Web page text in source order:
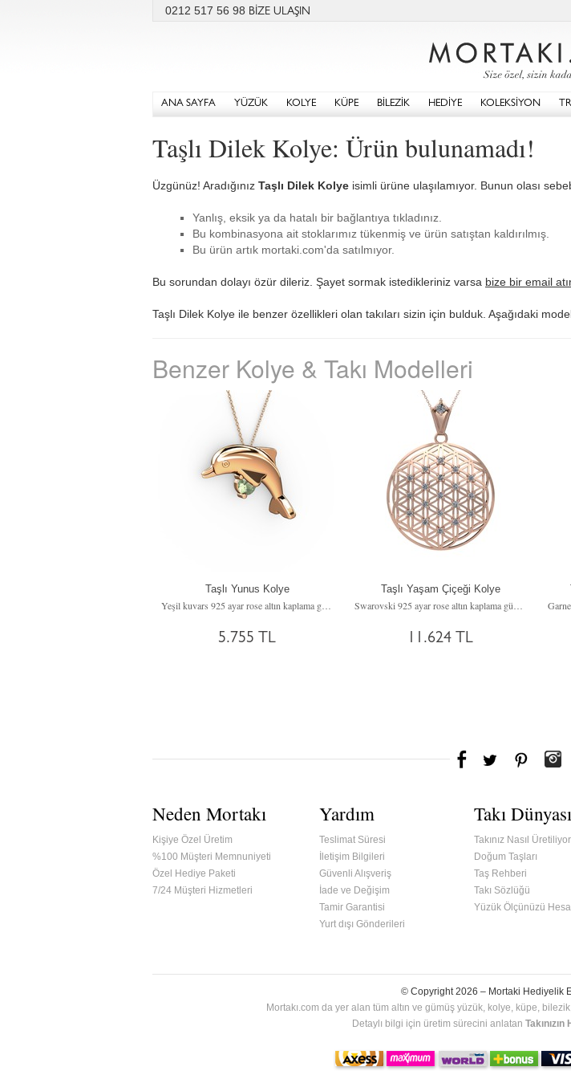
0212 517 56 98 BİZE ULAŞIN
ANA SAYFA YÜZÜK KOLYE KÜPE BİLEZİK HEDİYE KOLEKSİYON
Taşlı Dilek Kolye: Ürün bulunamadı!
Üzgünüz! Aradığınız Taşlı Dilek Kolye isimli ürüne ulaşılamıyor. Bunun olası
Yanlış, eksik ya da hatalı bir bağlantıya tıkladınız.
Bu kombinasyona ait stoklarımız tükenmiş ve ürün satıştan kaldırılmış.
Bu ürün artık mortaki.com'da satılmıyor.
Bu sorundan dolayı özür dileriz. Şayet sormak istedikleriniz varsa bize bir email
Taşlı Dilek Kolye ile benzer özellikleri olan takıları sizin için bulduk. Aşağıdaki
Benzer Kolye & Takı Modelleri
Taşlı Yunus Kolye
5.755 TL
Taşlı Yaşam Çiçeği Kolye
11.624 TL
Neden Mortakı
Kişiye Özel Üretim
%100 Müşteri Memnuniyeti
Özel Hediye Paketi
7/24 Müşteri Hizmetleri
Yardım
Teslimat Süresi
İletişim Bilgileri
Güvenli Alışveriş
İade ve Değişim
Tamir Garantisi
Yurt dışı Gönderileri
Takı Dünyası
Takınız Nasıl
Doğum Taşları
Taş Rehberi
Takı Sözlüğü
Yüzük Ölçünüzü
© Copyright 2026 – Mortaki Hediyelik
Mortakı.com da yer alan tüm altın ve gümüş yüzük, kolye, küpe,
Detaylı bilgi için üretim sürecini anlatan